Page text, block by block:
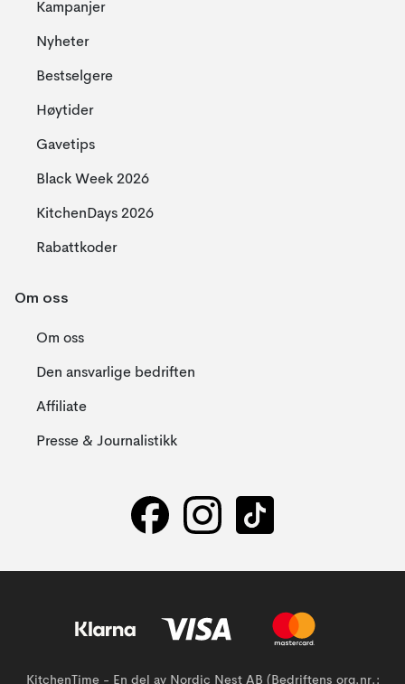
Kampanjer
Nyheter
Bestselgere
Høytider
Gavetips
Black Week 2026
KitchenDays 2026
Rabattkoder
Om oss
Om oss
Den ansvarlige bedriften
Affiliate
Presse & Journalistikk
KitchenTime - En del av Nordic Nest AB (Bedriftens org.nr.: